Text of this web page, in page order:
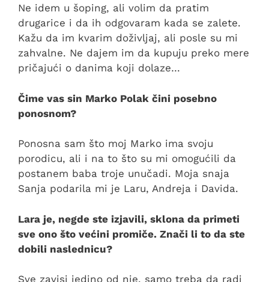
Ne idem u šoping, ali volim da pratim
drugarice i da ih odgovaram kada se zalete.
Kažu da im kvarim doživljaj, ali posle su mi
zahvalne. Ne dajem im da kupuju preko mere
pričajući o danima koji dolaze…
Čime vas sin Marko Polak čini posebno
ponosnom?
Ponosna sam što moj Marko ima svoju
porodicu, ali i na to što su mi omogućili da
postanem baba troje unučadi. Moja snaja
Sanja podarila mi je Laru, Andreja i Davida.
Lara je, negde ste izjavili, sklona da primeti
sve ono što većini promiče. Znači li to da ste
dobili naslednicu?
Sve zavisi jedino od nje, samo treba da radi